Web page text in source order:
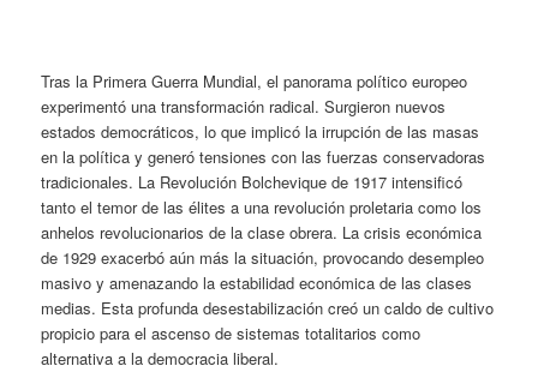
Tras la Primera Guerra Mundial, el panorama político europeo
experimentó una transformación radical. Surgieron nuevos
estados democráticos, lo que implicó la irrupción de las masas
en la política y generó tensiones con las fuerzas conservadoras
tradicionales. La Revolución Bolchevique de 1917 intensificó
tanto el temor de las élites a una revolución proletaria como los
anhelos revolucionarios de la clase obrera. La crisis económica
de 1929 exacerbóaún más la situación, provocando desempleo
masivo y amenazando la estabilidad económica de las clases
medias. Esta profunda desestabilización creó un caldo de cultivo
propicio para el ascenso de sistemas totalitarios como
alternativa a la democracia liberal.